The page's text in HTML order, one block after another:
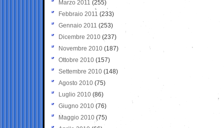
Marzo 2011 (255)
Febbraio 2011 (233)
Gennaio 2011 (253)
Dicembre 2010 (237)
Novembre 2010 (187)
Ottobre 2010 (157)
Settembre 2010 (148)
Agosto 2010 (75)
Luglio 2010 (86)
Giugno 2010 (76)
Maggio 2010 (75)